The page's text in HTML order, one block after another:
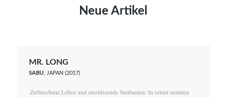
Neue Artikel
MR. LONG
SABU , JAPAN (2017)
Zerbrochene Leben und einstürzende Neubauten: In seiner neunten